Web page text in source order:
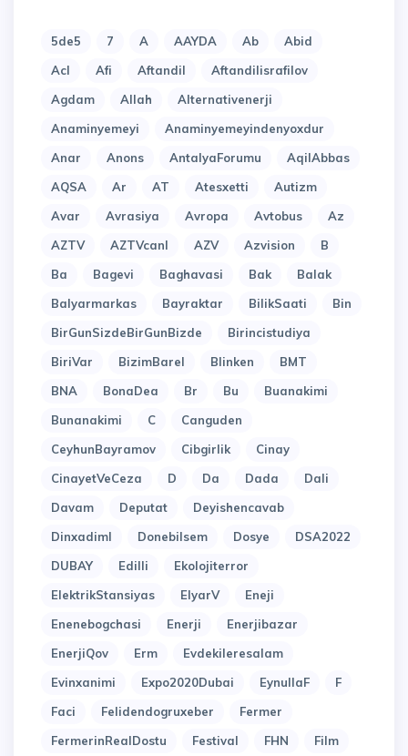
5de5 7 A AAYDA Ab
Abid
Acl
Afi Aftandil
Aftandilisrafilov
Agdam
Allah
Alternativenerji
Anaminyemeyi
Anaminyemeyindenyoxdur
Anar
Anons AntalyaForumu
AqilAbbas
AQSA
Ar AT Atesxetti
Autizm
Avar
Avrasiya Avropa Avtobus
Az
AZTV
AZTVcanl AZV Azvision
B
Ba
Bagevi Baghavasi Bak
Balak
Balyarmarkas
Bayraktar BilikSaati
Bin
BirGunSizdeBirGunBizde
Birincistudiya
BiriVar
BizimBarel Blinken
BMT
BNA
BonaDea Br Bu
Buanakimi
Bunanakimi
C
Canguden
CeyhunBayramov
Cibgirlik
Cinay
CinayetVeCeza
D Da Dada
Dali
Davam
Deputat
Deyishencavab
Dinxadiml
Donebilsem Dosye
DSA2022
DUBAY
Edilli
Ekolojiterror
ElektrikStansiyas
ElyarV
Eneji
Enenebogchasi
Enerji
Enerjibazar
EnerjiQov
Erm
Evdekileresalam
Evinxanimi
Expo2020Dubai EynullaF
F
Faci
Felidendogruxeber
Fermer
FermerinRealDostu
Festival FHN
Film